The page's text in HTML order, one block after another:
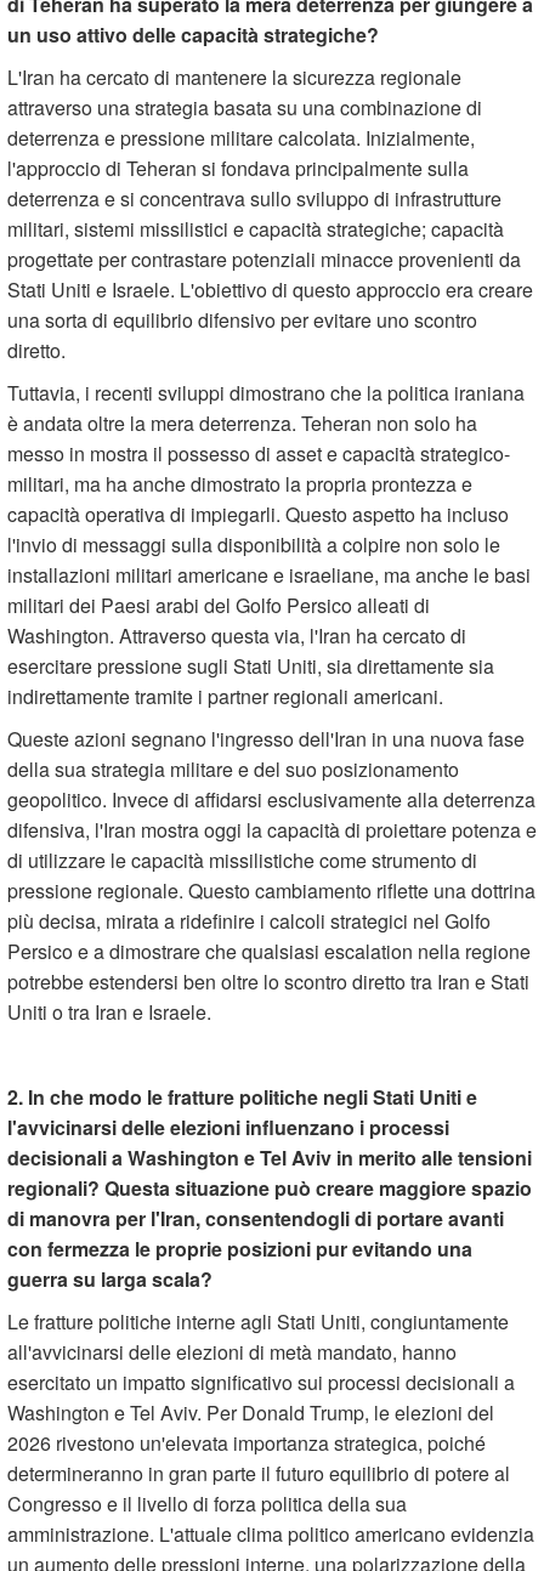
un uso attivo delle capacità strategiche?
L'Iran ha cercato di mantenere la sicurezza regionale
attraverso una strategia basata su una combinazione di
deterrenza e pressione militare calcolata. Inizialmente,
l'approccio di Teheran si fondava principalmente sulla
deterrenza e si concentrava sullo sviluppo di infrastrutture
militari, sistemi missilistici e capacità strategiche; capacità
progettate per contrastare potenziali minacce provenienti da
Stati Uniti e Israele. L'obiettivo di questo approccio era creare
una sorta di equilibrio difensivo per evitare uno scontro
diretto.
Tuttavia, i recenti sviluppi dimostrano che la politica iraniana
è andata oltre la mera deterrenza. Teheran non solo ha
messo in mostra il possesso di asset e capacità strategico-
militari, ma ha anche dimostrato la propria prontezza e
capacità operativa di impiegarli. Questo aspetto ha incluso
l'invio di messaggi sulla disponibilità a colpire non solo le
installazioni militari americane e israeliane, ma anche le basi
militari dei Paesi arabi del Golfo Persico alleati di
Washington. Attraverso questa via, l'Iran ha cercato di
esercitare pressione sugli Stati Uniti, sia direttamente sia
indirettamente tramite i partner regionali americani.
Queste azioni segnano l'ingresso dell'Iran in una nuova fase
della sua strategia militare e del suo posizionamento
geopolitico. Invece di affidarsi esclusivamente alla deterrenza
difensiva, l'Iran mostra oggi la capacità di proiettare potenza e
di utilizzare le capacità missilistiche come strumento di
pressione regionale. Questo cambiamento riflette una dottrina
più decisa, mirata a ridefinire i calcoli strategici nel Golfo
Persico e a dimostrare che qualsiasi escalation nella regione
potrebbe estendersi ben oltre lo scontro diretto tra Iran e Stati
Uniti o tra Iran e Israele.
2. In che modo le fratture politiche negli Stati Uniti e
l'avvicinarsi delle elezioni influenzano i processi
decisionali a Washington e Tel Aviv in merito alle tensioni
regionali? Questa situazione può creare maggiore spazio
di manovra per l'Iran, consentendogli di portare avanti
con fermezza le proprie posizioni pur evitando una
guerra su larga scala?
Le fratture politiche interne agli Stati Uniti, congiuntamente
all'avvicinarsi delle elezioni di metà mandato, hanno
esercitato un impatto significativo sui processi decisionali a
Washington e Tel Aviv. Per Donald Trump, le elezioni del
2026 rivestono un'elevata importanza strategica, poiché
determineranno in gran parte il futuro equilibrio di potere al
Congresso e il livello di forza politica della sua
amministrazione. L'attuale clima politico americano evidenzia
un aumento delle pressioni interne, una polarizzazione della